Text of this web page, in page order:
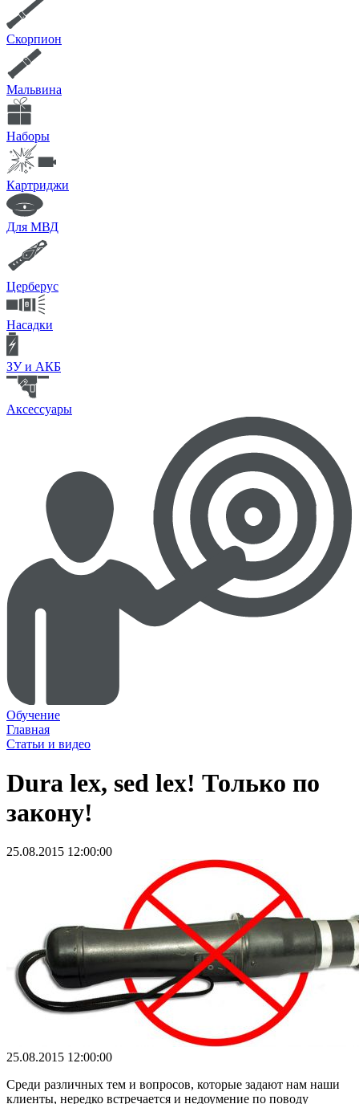
Скорпион
Мальвина
Наборы
Картриджи
Для МВД
Церберус
Насадки
ЗУ и АКБ
Аксессуары
Обучение
Главная
Статьи и видео
Dura lex, sed lex! Только по
закону!
25.08.2015 12:00:00
25.08.2015 12:00:00
Среди различных тем и вопросов, которые задают нам наши
клиенты, нередко встречается и недоумение по поводу